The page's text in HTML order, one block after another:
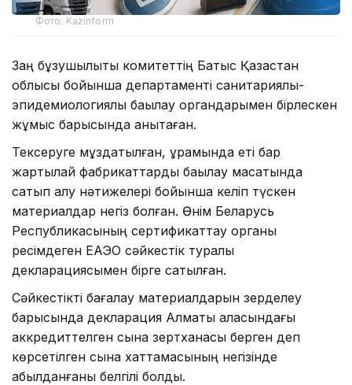
Фото: Kazinform
Заң бұзушылықты комитеттің Батыс Қазақстан
облысы бойынша департаменті санитариялық-
эпидемиологиялық бақылау органдарымен бірлескен
жұмыс барысында анықтаған.
Тексеруге мұздатылған, құрамында еті бар
жартылай фабрикаттарды бақылау мақсатында
сатып алу нәтижелері бойынша келіп түскен
материалдар негіз болған. Өнім Беларусь
Республикасының сертификаттау органы
ресімдеген ЕАЭО сәйкестік туралы
декларациясымен бірге сатылған.
Сәйкестікті бағалау материалдарын зерделеу
барысында декларация Алматы қаласындағы
аккредиттелген сынақ зертханасы берген деп
көрсетілген сынақ хаттамасының негізінде
қабылданғаны белгілі болды.